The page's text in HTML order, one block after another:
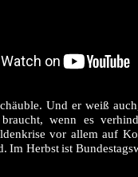
Und er weiß
wenn es
vor allem auf
Im Herbst ist